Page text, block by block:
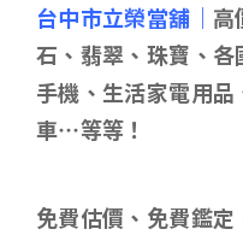
台中市立榮當舖｜ 高
石、翡翠、珠寶、
手機、生活家電用
車…等等！
免費估價、免費鑑